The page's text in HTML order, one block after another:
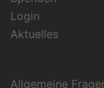
Login
Aktuelles
Allgemeine